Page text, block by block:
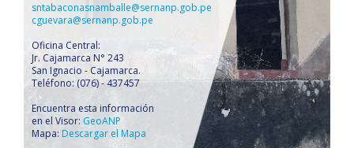
sntabaconasnamballe@sernanp.gob.pe
cguevara@sernanp.gob.pe
Oficina Central:
Jr. Cajamarca N° 243
San Ignacio - Cajamarca.
Teléfono: (076) - 437457
Encuentra esta información
en el Visor: GeoANP
Mapa: Descargar el Mapa